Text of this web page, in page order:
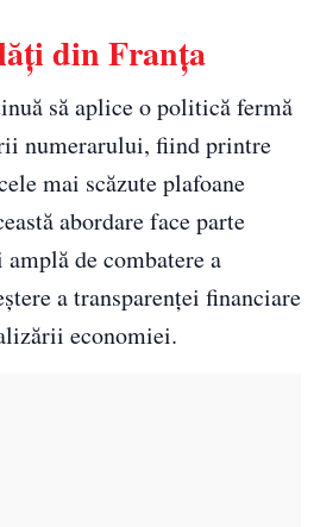
din Franța
să aplice o politică fermă
numerarului, fiind printre
mai scăzute plafoane
abordare face parte
de combatere a
a transparenței financiare
economiei.